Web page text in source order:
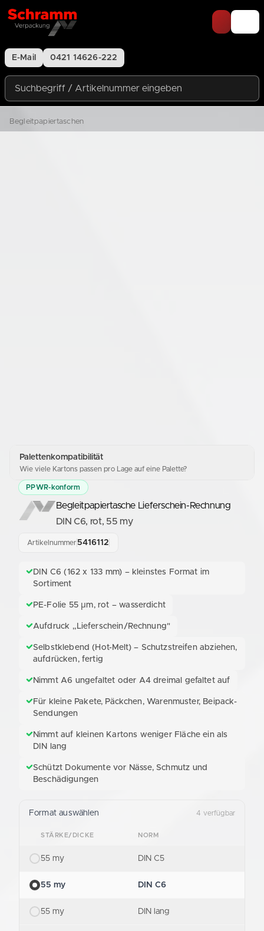
E-Mail 0421 14626-222
Suchbegriff / Artikelnummer eingeben
Begleitpapiertaschen
Palettenkompatibilität
Wie viele Kartons passen pro Lage auf eine Palette?
PPWR-konform
Begleitpapiertasche Lieferschein-Rechnung
DIN C6, rot, 55 my
Artikelnummer5416112
DIN C6 (162 x 133 mm) – kleinstes Format im
Sortiment
PE-Folie 55 µm, rot – wasserdicht
Aufdruck „Lieferschein/Rechnung"
Selbstklebend (Hot-Melt) – Schutzstreifen abziehen,
aufdrücken, fertig
Nimmt A6 ungefaltet oder A4 dreimal gefaltet auf
Für kleine Pakete, Päckchen, Warenmuster, Beipack-
Sendungen
Nimmt auf kleinen Kartons weniger Fläche ein als
DIN lang
Schützt Dokumente vor Nässe, Schmutz und
Beschädigungen
Format auswählen 4 verfügbar
STÄRKE/DICKE NORM
55 my DIN C5
55 my DIN C6
55 my DIN lang